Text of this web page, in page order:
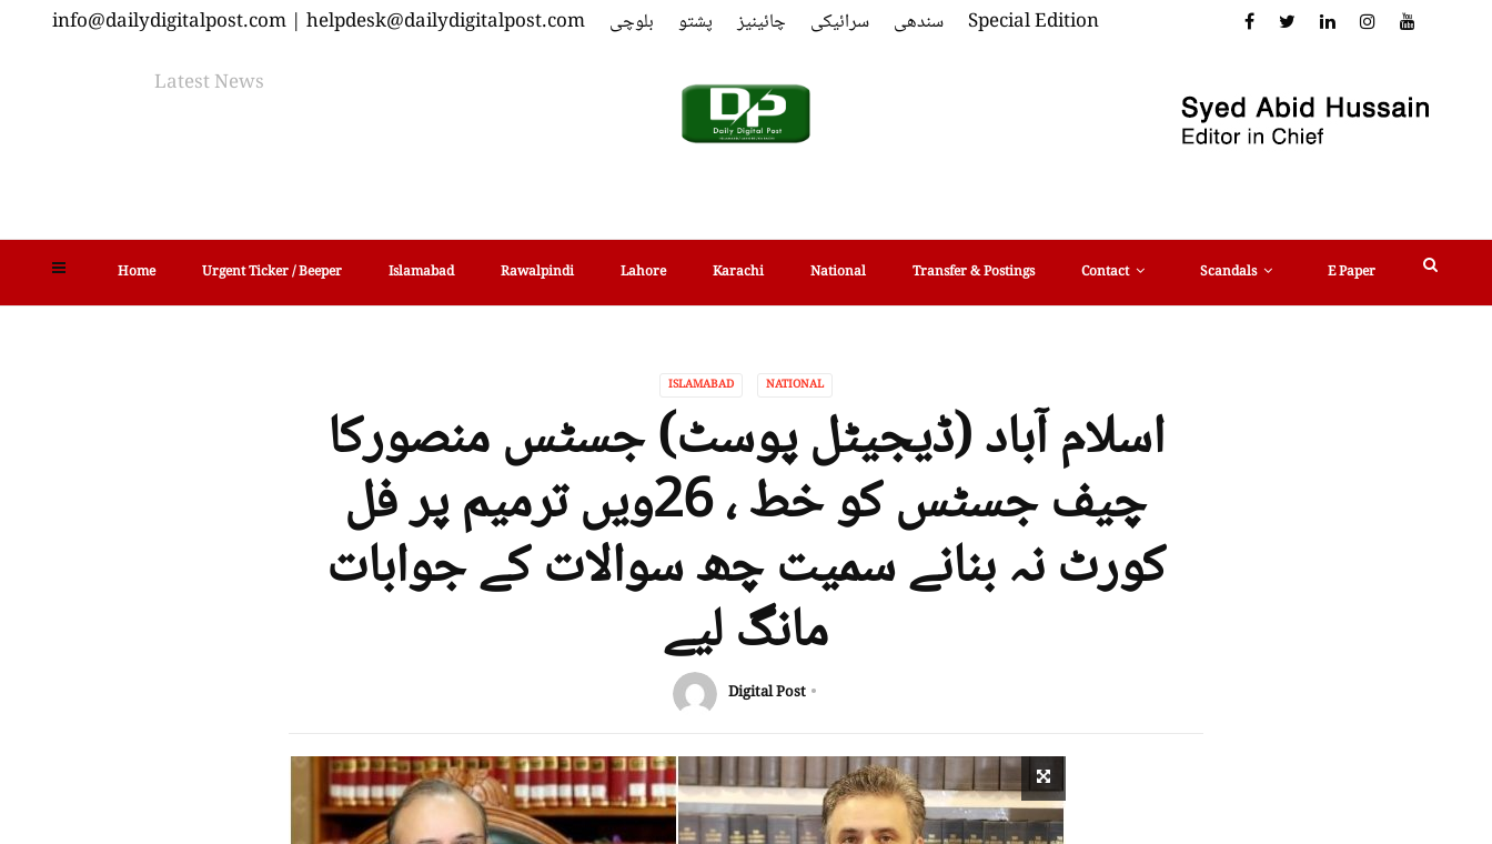
Home Urgent Ticker / Beeper Islamabad Rawalpindi Lahore Karachi National Transfer & Postings Contact Scandals E Paper
Latest News
info@dailydigitalpost.com | helpdesk@dailydigitalpost.com بلوچی پشتو چائینیز سرائیکی سندھی Special Edition
ISLAMABAD NATIONAL
اسلام آباد (ڈیجیٹل پوسٹ) جسٹس منصورکا
چیف جسٹس کو خط ، 26ویں ترمیم پر فل
کورٹ نہ بنانے سمیت چھ سوالات کے جوابات
مانگ لیے
Digital Post